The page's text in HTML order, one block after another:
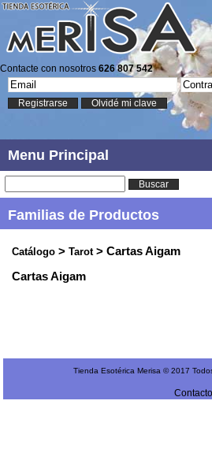
Contacte con nosotros 626 807 542
Registrarse
Olvidé mi clave
Menu Principal
Buscar
Familias de Productos
Catálogo > Tarot> Cartas Aigam
Cartas Aigam
Tienda Esotérica Merisa © 2017
Contacto